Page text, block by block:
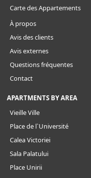
Carte des Appartements
À propos
Avis des clients
Avis externes
Questions fréquentes
Contact
APARTMENTS BY AREA
Vieille Ville
Place de l`Université
Calea Victoriei
Sala Palatului
Place Unirii